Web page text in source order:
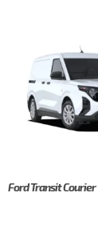
Ford Transit Courier